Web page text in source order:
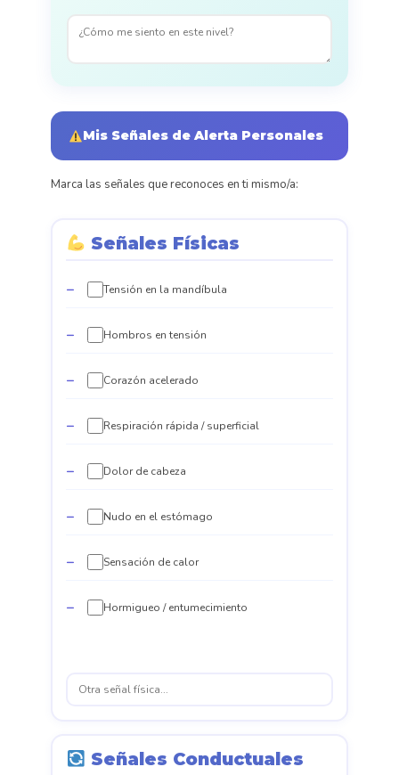
Mis Señales de Alerta Personales
Marca las señales que reconoces en ti mismo/a:
Señales Físicas
Tensión en la mandíbula
Hombros en tensión
Corazón acelerado
Respiración rápida / superficial
Dolor de cabeza
Nudo en el estómago
Sensación de calor
Hormigueo / entumecimiento
Señales Conductuales